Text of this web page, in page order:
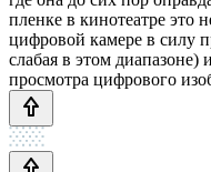
пленке в кинотеатре это
цифровой камере в силу
слабая в этом диапазоне)
просмотра цифрового